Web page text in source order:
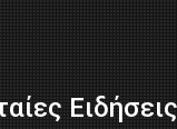
Ειδήσεις